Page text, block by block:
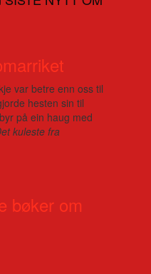
var betre enn oss til
hesten sin til
på ein haug med
kuleste fra
bøker om